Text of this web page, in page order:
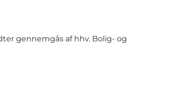
gennemgås af hhv. Bolig- og